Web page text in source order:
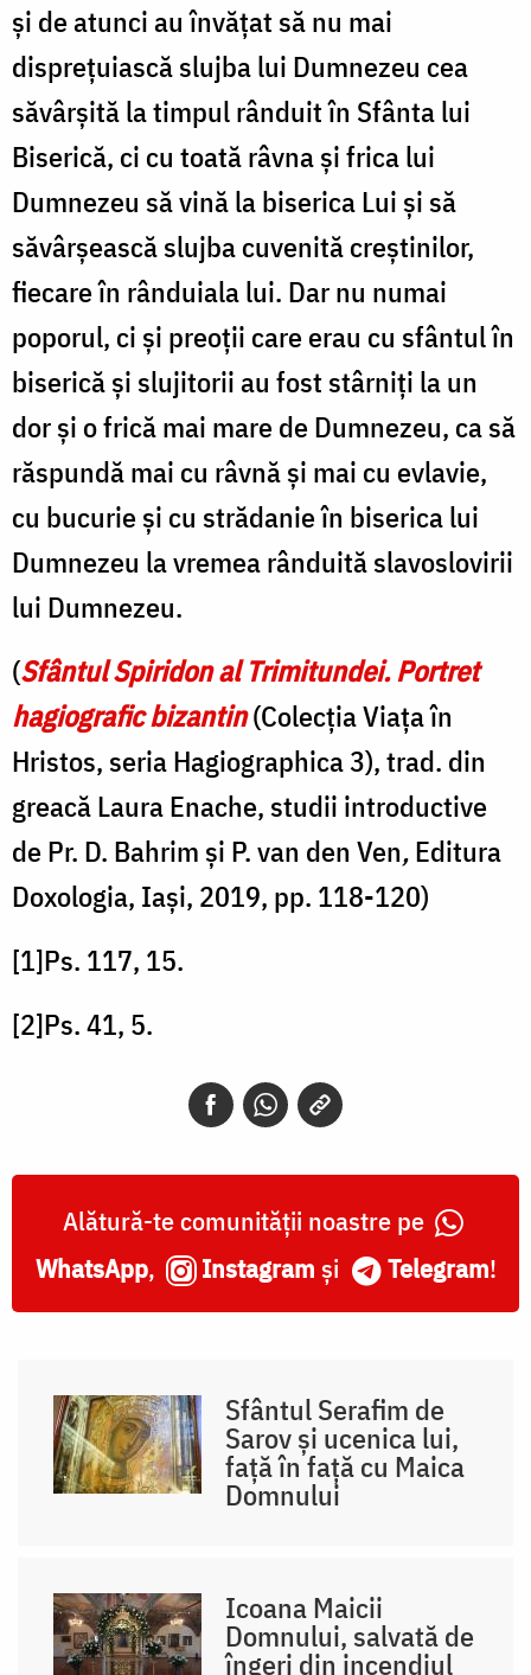
și de atunci au învățat să nu mai
disprețuiască slujba lui Dumnezeu cea
săvârșită la timpul rânduit în Sfânta lui
Biserică, ci cu toată râvna și frica lui
Dumnezeu să vină la biserica Lui și să
săvârșească slujba cuvenită creștinilor,
fiecare în rânduiala lui. Dar nu numai
poporul, ci și preoții care erau cu sfântul în
biserică și slujitorii au fost stârniți la un
dor și o frică mai mare de Dumnezeu, ca să
răspundă mai cu râvnă și mai cu evlavie,
cu bucurie și cu strădanie în biserica lui
Dumnezeu la vremea rânduită slavoslovirii
lui Dumnezeu.
(Sfântul Spiridon al Trimitundei. Portret
hagiografic bizantin(Colecția Viața în
Hristos, seria Hagiographica 3), trad. din
greacă Laura Enache, studii introductive
de Pr. D. Bahrim și P. van den Ven,Editura
Doxologia, Iași, 2019, pp. 118-120)
[1]Ps. 117, 15.
[2]Ps. 41, 5.
Alătură-te comunității noastre pe
WhatsApp, Instagram și Telegram!
Sfântul Serafim de
Sarov și ucenica lui,
față în față cu Maica
Domnului
Icoana Maicii
Domnului, salvată de
îngeri din incendiul